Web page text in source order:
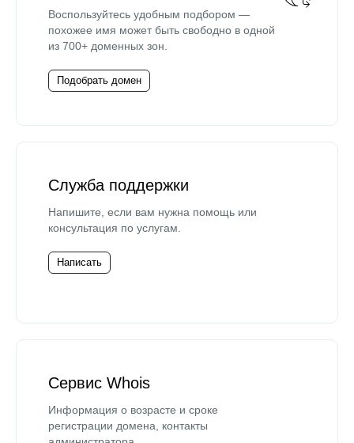
Воспользуйтесь удобным подбором —
похожее имя может быть свободно в одной
из 700+ доменных зон.
Подобрать домен
Служба поддержки
Напишите, если вам нужна помощь или
консультация по услугам.
Написать
Сервис Whois
Информация о возрасте и сроке
регистрации домена, контакты